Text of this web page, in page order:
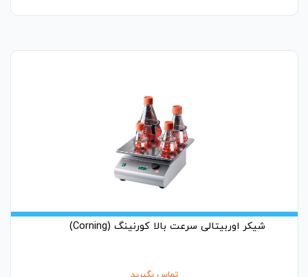
شیکر اوربیتالی سرعت بالا کورنینگ (Corning)